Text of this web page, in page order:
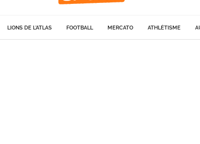
LIONS DE L'ATLAS FOOTBALL MERCATO ATHLÉTISME